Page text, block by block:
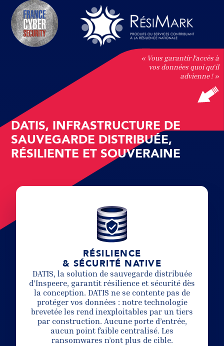
« Vous garantir l'accès à
vos données quoi qu'il
advienne ! »
DATIS, INFRASTRUCTURE DE
SAUVEGARDE DISTRIBUÉE,
RÉSILIENTE ET SOUVERAINE
RÉSILIENCE
& SÉCURITÉ NATIVE
DATIS, la solution de sauvegarde distribuée
d’Inspeere, garantit résilience et sécurité dès
la conception. DATIS ne se contente pas de
protéger vos données : notre technologie
brevetée les rend inexploitables par un tiers
par construction. Aucune porte d’entrée,
aucun point faible centralisé. Les
ransomwares n’ont plus de cible.